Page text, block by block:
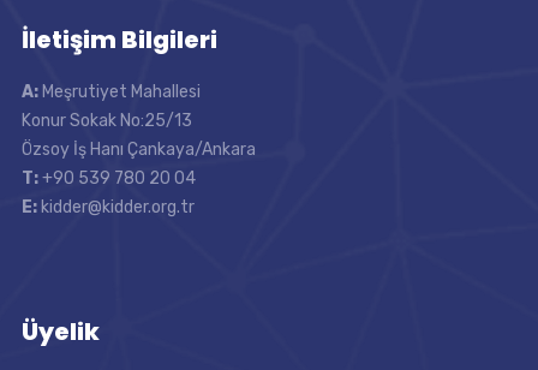
İletişim Bilgileri
A: Meşrutiyet Mahallesi
Konur Sokak No:25/13
Özsoy İş Hanı Çankaya/Ankara
T:+90 539 780 20 04
E: kidder@kidder.org.tr
Üyelik